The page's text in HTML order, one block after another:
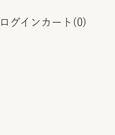
ログイン カート( 0)